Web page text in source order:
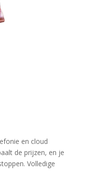
en cloud
de prijzen, en je
Volledige